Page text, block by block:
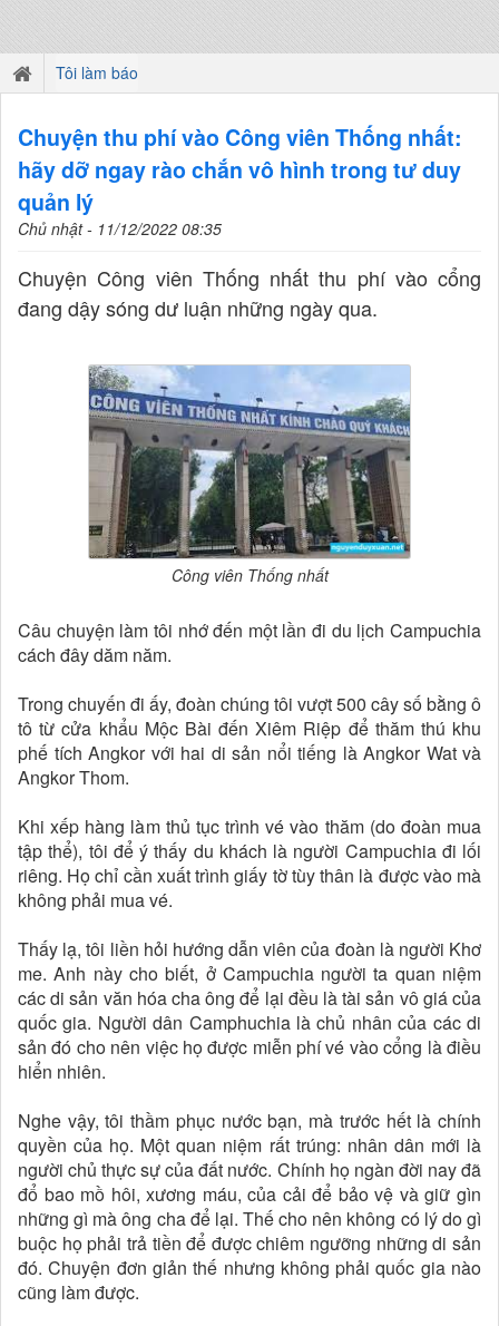
Tôi làm báo
Chuyện thu phí vào Công viên Thống nhất:
hãy dỡ ngay rào chắn vô hình trong tư duy
quản lý
Chủ nhật - 11/12/2022 08:35
Chuyện Công viên Thống nhất thu phí vào cổng
đang dậy sóng dư luận những ngày qua.
Công viên Thống nhất
Câu chuyện làm tôi nhớ đến một lần đi du lịch Campuchia
cách đây dăm năm.
Trong chuyến đi ấy, đoàn chúng tôi vượt 500 cây số bằng ô
tô từ cửa khẩu Mộc Bài đến Xiêm Riệp để thăm thú khu
phế tích Angkor với hai di sản nổi tiếng là Angkor Wat và
Angkor Thom.
Khi xếp hàng làm thủ tục trình vé vào thăm (do đoàn mua
tập thể), tôi để ý thấy du khách là người Campuchia đi lối
riêng. Họ chỉ cần xuất trình giấy tờ tùy thân là được vào mà
không phải mua vé.
Thấy lạ, tôi liền hỏi hướng dẫn viên của đoàn là người Khơ
me. Anh này cho biết, ở Campuchia người ta quan niệm
các di sản văn hóa cha ông để lại đều là tài sản vô giá của
quốc gia. Người dân Camphuchia là chủ nhân của các di
sản đó cho nên việc họ được miễn phí vé vào cổng là điều
hiển nhiên.
Nghe vậy, tôi thầm phục nước bạn, mà trước hết là chính
quyền của họ. Một quan niệm rất trúng: nhân dân mới là
người chủ thực sự của đất nước. Chính họ ngàn đời nay đã
đổ bao mồ hôi, xương máu, của cải để bảo vệ và giữ gìn
những gì mà ông cha để lại. Thế cho nên không có lý do gì
buộc họ phải trả tiền để được chiêm ngưỡng những di sản
đó. Chuyện đơn giản thế nhưng không phải quốc gia nào
cũng làm được.